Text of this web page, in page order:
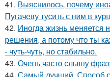
41. Выяснилось, почему
Пугачеву тусить с ним в
42. Иногда жизнь меняется
решения, а потому что ты
- чуть-чуть, но стабильно.
43. Очень часто слышу